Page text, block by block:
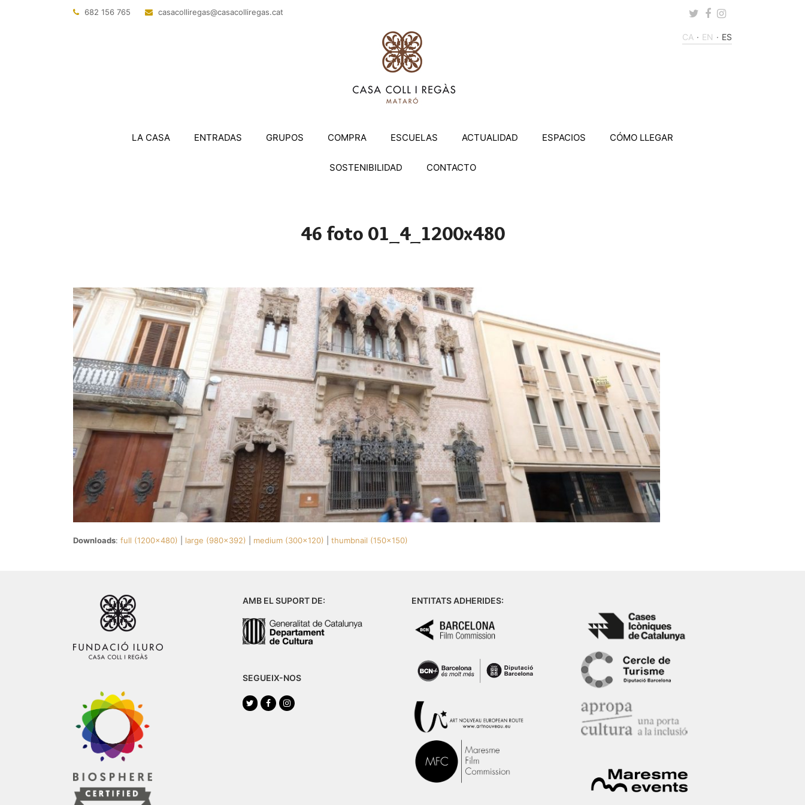
682 156 765 tac.sagerillocasac
@sagerillocasac Twitter
Facebook
Instagram
CA EN ES
LA CASA ENTRADAS GRUPOS COMPRA ESCUELAS ACTUALIDAD ESPACIOS CÓMO LLEGAR
SOSTENIBILIDAD CONTACTO
46 foto 01_4_1200x480
Downloads: full (1200x480) large (980x392) medium (300x120) thumbnail (150x150)
AMB EL SUPORT DE:
SEGUEIX-NOS
TwitterFacebookInstagram
ENTITATS ADHERIDES: